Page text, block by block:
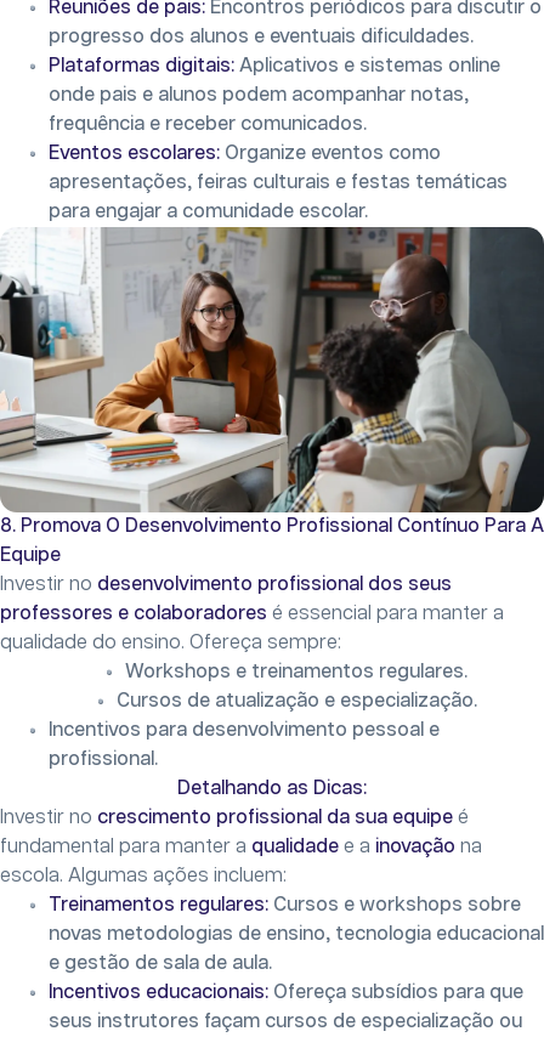
Reuniões de pais: Encontros periódicos para discutir o
progresso dos alunos e eventuais dificuldades.
Plataformas digitais: Aplicativos e sistemas online
onde pais e alunos podem acompanhar notas,
frequência e receber comunicados.
Eventos escolares: Organize eventos como
apresentações, feiras culturais e festas temáticas
para engajar a comunidade escolar.
8. Promova O Desenvolvimento Profissional Contínuo Para A
Equipe
Investir no desenvolvimento profissional dos seus
professores e colaboradores é essencial para manter a
qualidade do ensino. Ofereça sempre:
Workshops e treinamentos regulares.
Cursos de atualização e especialização.
Incentivos para desenvolvimento pessoal e
profissional.
Detalhando as Dicas:
Investir no crescimento profissional da sua equipe é
fundamental para manter a qualidade e a inovação na
escola. Algumas ações incluem:
Treinamentos regulares: Cursos e workshops sobre
novas metodologias de ensino, tecnologia educacional
e gestão de sala de aula.
Incentivos educacionais: Ofereça subsídios para que
seus instrutores façam cursos de especialização ou